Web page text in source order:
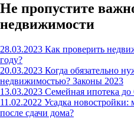
Не пропустите
недвижимости
28.03.2023 Как проверить
году?
20.03.2023 Когда обязательно
недвижимостью? Законы 2023
13.03.2023 Семейная ипотека
11.02.2022 Усадка новостройки:
после сдачи дома?